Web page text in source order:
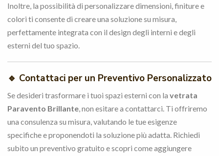
Inoltre, la possibilità di personalizzare dimensioni, finiture e
colori ti consente di creare una soluzione su misura,
perfettamente integrata con il design degli interni e degli
esterni del tuo spazio.
🔹 Contattaci per un Preventivo Personalizzato
Se desideri trasformare i tuoi spazi esterni con la vetrata
Paravento Brillante, non esitare a contattarci. Ti offriremo
una consulenza su misura, valutando le tue esigenze
specifiche e proponendoti la soluzione più adatta. Richiedi
subito un preventivo gratuito e scopri come aggiungere